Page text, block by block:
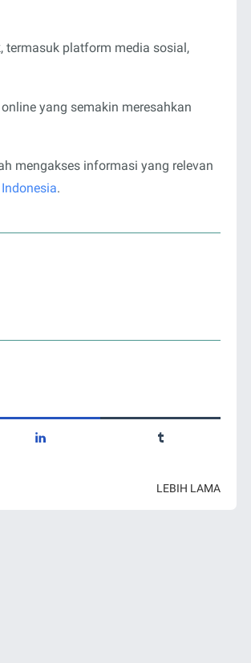
termasuk platform media sosial,
yang semakin meresahkan
mengakses informasi yang relevan
.
LEBIH LAMA